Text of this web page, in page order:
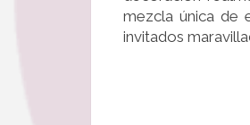
mezcla única de
invitados